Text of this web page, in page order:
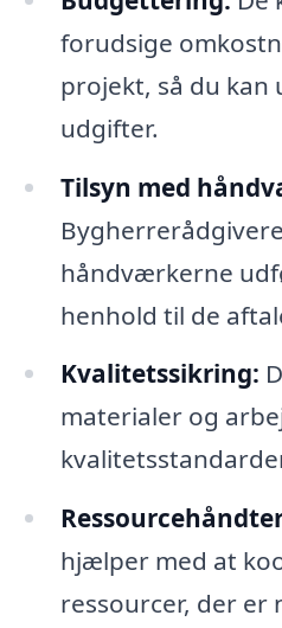
forudsige
projekt, så du kan
udgifter.
Tilsyn med
håndværkerne
henhold til de
Kvalitetssikring:
materialer og
hjælper med at
ressourcer, der er